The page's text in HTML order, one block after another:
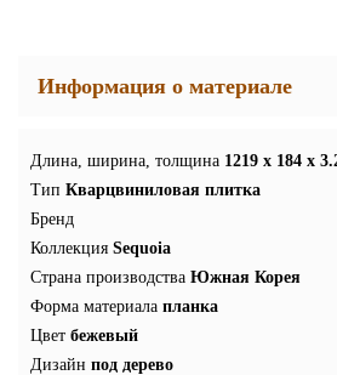
Информация о материале
Длина, ширина, толщина 1219 x 184 x
Тип Кварцвиниловая плитка
Бренд
Коллекция Sequoia
Страна производства Южная Корея
Форма материала планка
Цвет бежевый
Дизайн под дерево